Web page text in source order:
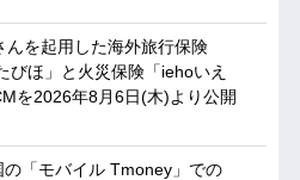
んを起用した海外旅行保険
びほ」と火災保険「iehoいえ
を2026年8月6日(木)より公開
の「モバイル Tmoney」での